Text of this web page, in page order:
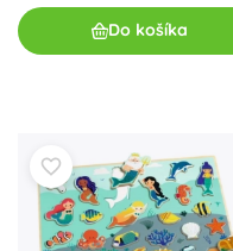
Do košíka